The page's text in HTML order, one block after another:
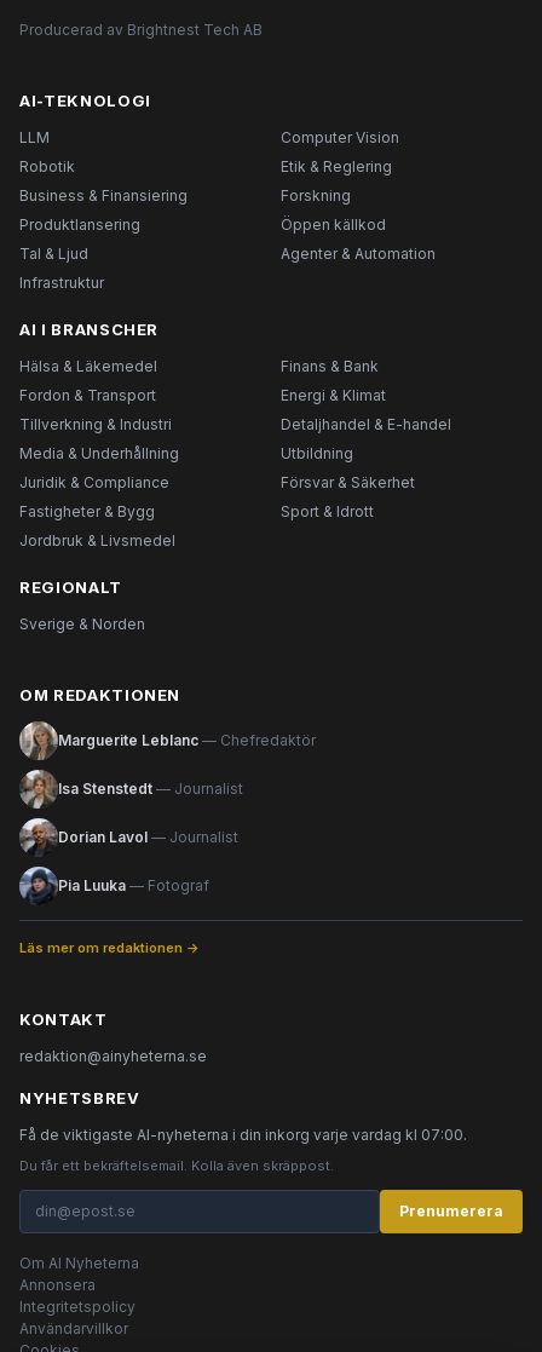
Producerad av Brightnest Tech AB
AI-TEKNOLOGI
LLM
Computer Vision
Robotik
Etik & Reglering
Business & Finansiering
Forskning
Produktlansering
Öppen källkod
Tal & Ljud
Agenter & Automation
Infrastruktur
AI I BRANSCHER
Hälsa & Läkemedel
Finans & Bank
Fordon & Transport
Energi & Klimat
Tillverkning & Industri
Detaljhandel & E-handel
Media & Underhållning
Utbildning
Juridik & Compliance
Försvar & Säkerhet
Fastigheter & Bygg
Sport & Idrott
Jordbruk & Livsmedel
REGIONALT
Sverige & Norden
OM REDAKTIONEN
Marguerite Leblanc — Chefredaktör
Isa Stenstedt — Journalist
Dorian Lavol — Journalist
Pia Luuka — Fotograf
Läs mer om redaktionen →
KONTAKT
redaktion@ainyheterna.se
NYHETSBREV
Få de viktigaste AI-nyheterna i din inkorg varje vardag kl 07:00.
Du får ett bekräftelsemail. Kolla även skräppost.
Prenumerera
Om AI Nyheterna
Annonsera
Integritetspolicy
Användarvillkor